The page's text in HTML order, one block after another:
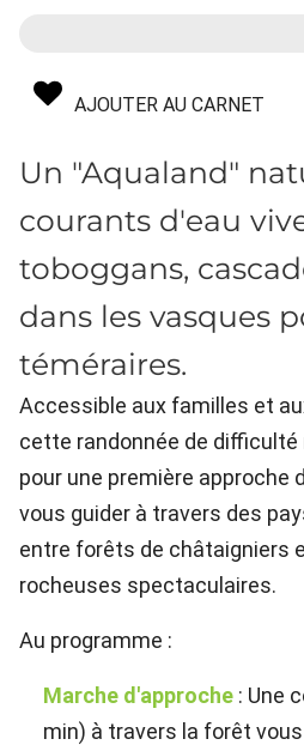
AJOUTER AU CARNET
Un "Aqualand"
courants d'eau
toboggans,
dans les vasques
téméraires.
Accessible aux familles et
cette randonnée de difficulté
pour une première approche
vous guider à travers des
entre forêts de châtaigniers
rocheuses spectaculaires.
Au programme :
Marche d'approche : Une
min) à travers la forêt